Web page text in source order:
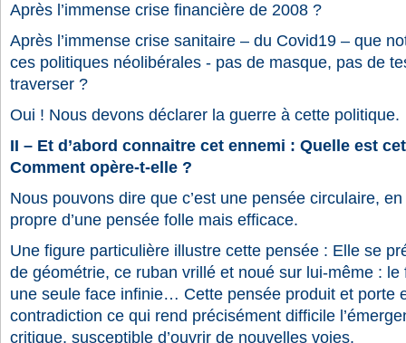
Après l’immense crise financière de 2008 ?
Après l’immense crise sanitaire – du Covid19 – que
ces politiques néolibérales - pas de masque, pas de
traverser ?
Oui ! Nous devons déclarer la guerre à cette politique.
II – Et d’abord connaitre cet ennemi : Quelle est
Comment opère-t-elle ?
Nous pouvons dire que c’est une pensée circulaire,
propre d’une pensée folle mais efficace.
Une figure particulière illustre cette pensée : Elle se
de géométrie, ce ruban vrillé et noué sur lui-même :
une seule face infinie… Cette pensée produit et porte
contradiction ce qui rend précisément difficile
critique, susceptible d’ouvrir de nouvelles voies.